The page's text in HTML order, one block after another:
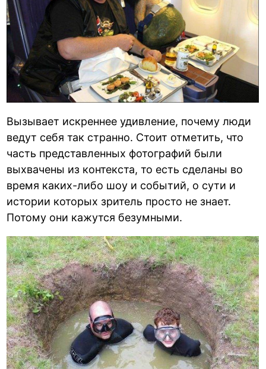
Вызывает искреннее удивление, почему люди
ведут себя так странно. Стоит отметить, что
часть представленных фотографий были
выхвачены из контекста, то есть сделаны во
время каких-либо шоу и событий, о сути и
истории которых зритель просто не знает.
Потому они кажутся безумными.